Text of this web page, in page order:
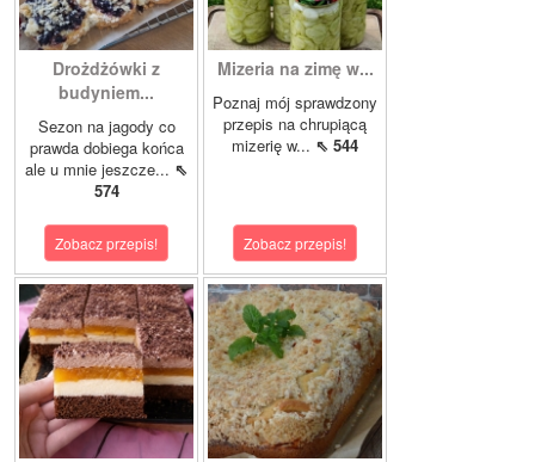
Drożdżówki z
budyniem...
Sezon na jagody co
prawda dobiega końca
ale u mnie jeszcze... ⇖
574
Zobacz przepis!
Mizeria na zimę w...
Poznaj mój sprawdzony
przepis na chrupiącą
mizerię w... ⇖ 544
Zobacz przepis!